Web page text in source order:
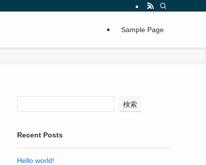
Sample Page
検索
Recent Posts
Hello world!